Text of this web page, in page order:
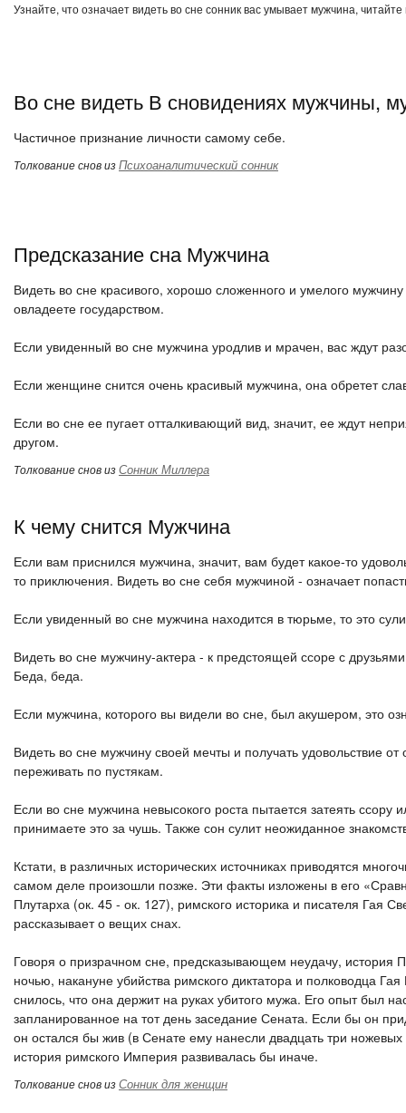
Узнайте, что означает видеть во сне сонник вас умывает мужчина,
Во сне видеть В сновидениях мужчины,
Частичное признание личности самому себе.
Толкование снов изПсихоаналитический сонник
Предсказание сна Мужчина
Видеть во сне красивого, хорошо сложенного и умелого
овладеете государством.
Если увиденный во сне мужчина уродлив и мрачен, вас ждут
Если женщине снится очень красивый мужчина, она обретет
Если во сне ее пугает отталкивающий вид, значит, ее ждут
другом.
Толкование снов изСонник Миллера
К чему снится Мужчина
Если вам приснился мужчина, значит, вам будет какое-то
то приключения. Видеть во сне себя мужчиной - означает
Если увиденный во сне мужчина находится в тюрьме, то это
Видеть во сне мужчину-актера - к предстоящей ссоре с
Беда, беда.
Если мужчина, которого вы видели во сне, был акушером, это
Видеть во сне мужчину своей мечты и получать удовольствие
переживать по пустякам.
Если во сне мужчина невысокого роста пытается затеять
принимаете это за чушь. Также сон сулит неожиданное
Кстати, в различных исторических источниках приводятся
самом деле произошли позже. Эти факты изложены в его
Плутарха (ок. 45 - ок. 127), римского историка и писателя Гая
рассказывает о вещих снах.
Говоря о призрачном сне, предсказывающем неудачу,
ночью, накануне убийства римского диктатора и полководца
снилось, что она держит на руках убитого мужа. Его опыт был
запланированное на тот день заседание Сената. Если бы он
он остался бы жив (в Сенате ему нанесли двадцать три
история римского Империя развивалась бы иначе.
Толкование снов изСонник для женщин